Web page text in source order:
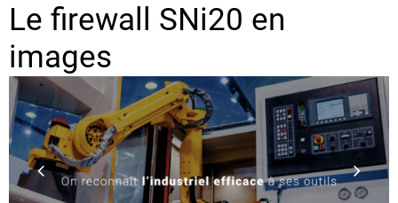
Le firewall SNi20 en
images